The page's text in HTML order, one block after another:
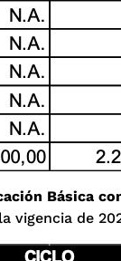
Básica
vigencia de